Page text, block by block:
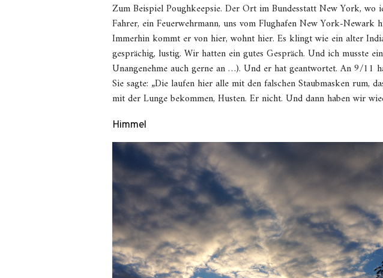
Zum Beispiel Poughkeepsie. Der Ort im Bundesstatt New York,
Fahrer, ein Feuerwehrmann, uns vom Flughafen New York-
Immerhin kommt er von hier, wohnt hier. Es klingt wie ein alter
gesprächig, lustig. Wir hatten ein gutes Gespräch. Und ich musste
Unangenehme auch gerne an …). Und er hat geantwortet. An 9/11
Sie sagte: „Die laufen hier alle mit den falschen Staubmasken rum,
mit der Lunge bekommen, Husten. Er nicht. Und dann haben wir
Himmel